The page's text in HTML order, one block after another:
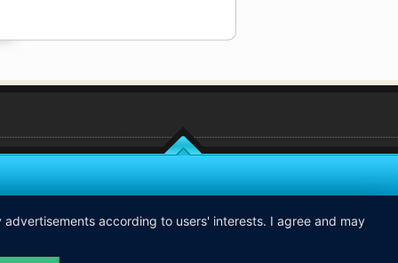
according to users' interests. I agree and may